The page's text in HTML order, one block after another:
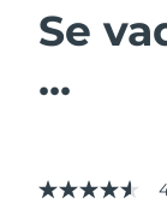
Se
...
4.6